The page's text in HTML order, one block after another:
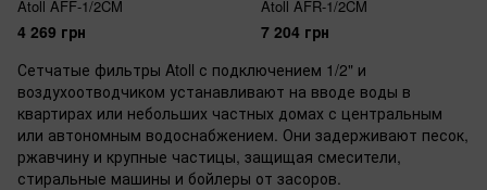
Atoll AFF-1/2CM
4 269 грн
Atoll AFR-1/2CM
7 204 грн
Сетчатые фильтры Atoll с подключением 1/2" и
воздухоотводчиком устанавливают на вводе воды в
квартирах или небольших частных домах с центральным
или автономным водоснабжением. Они задерживают песок,
ржавчину и крупные частицы, защищая смесители,
стиральные машины и бойлеры от засоров.